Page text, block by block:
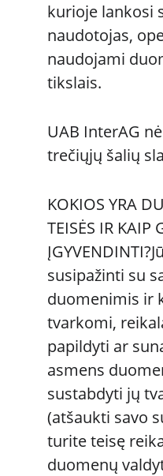
kurioje lankosi
naudotojas,
naudojami
tikslais.
UAB InterAG
trečiųjų šalių
KOKIOS YRA
TEISĖS IR KAIP
susipažinti su
duomenimis ir
tvarkomi,
papildyti ar
asmens
sustabdyti jų
(atšaukti savo
turite teisę
duomenų